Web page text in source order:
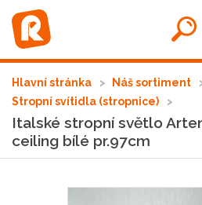
Hlavní stránka Náš sortiment
Stropní svítidla (stropnice)
Italské stropní světlo
ceiling bílé pr.97cm